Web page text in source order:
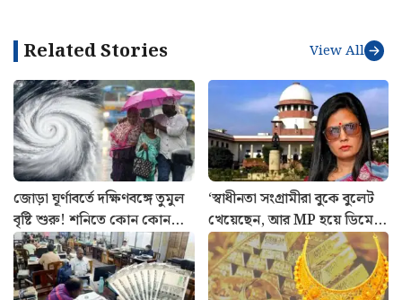
Related Stories View All
জোড়া ঘূর্ণাবর্তে দক্ষিণবঙ্গে তুমুল
বৃষ্টি শুরু! শনিতে কোন কোন
জেলায় সতর্কতা? আগাম খবর
‘স্বাধীনতা সংগ্রামীরা বুকে বুলেট
খেয়েছেন, আর MP হয়ে ডিমে
ভয়?’ মহুয়াকে সুপ্রিম-ভর্ৎসনা